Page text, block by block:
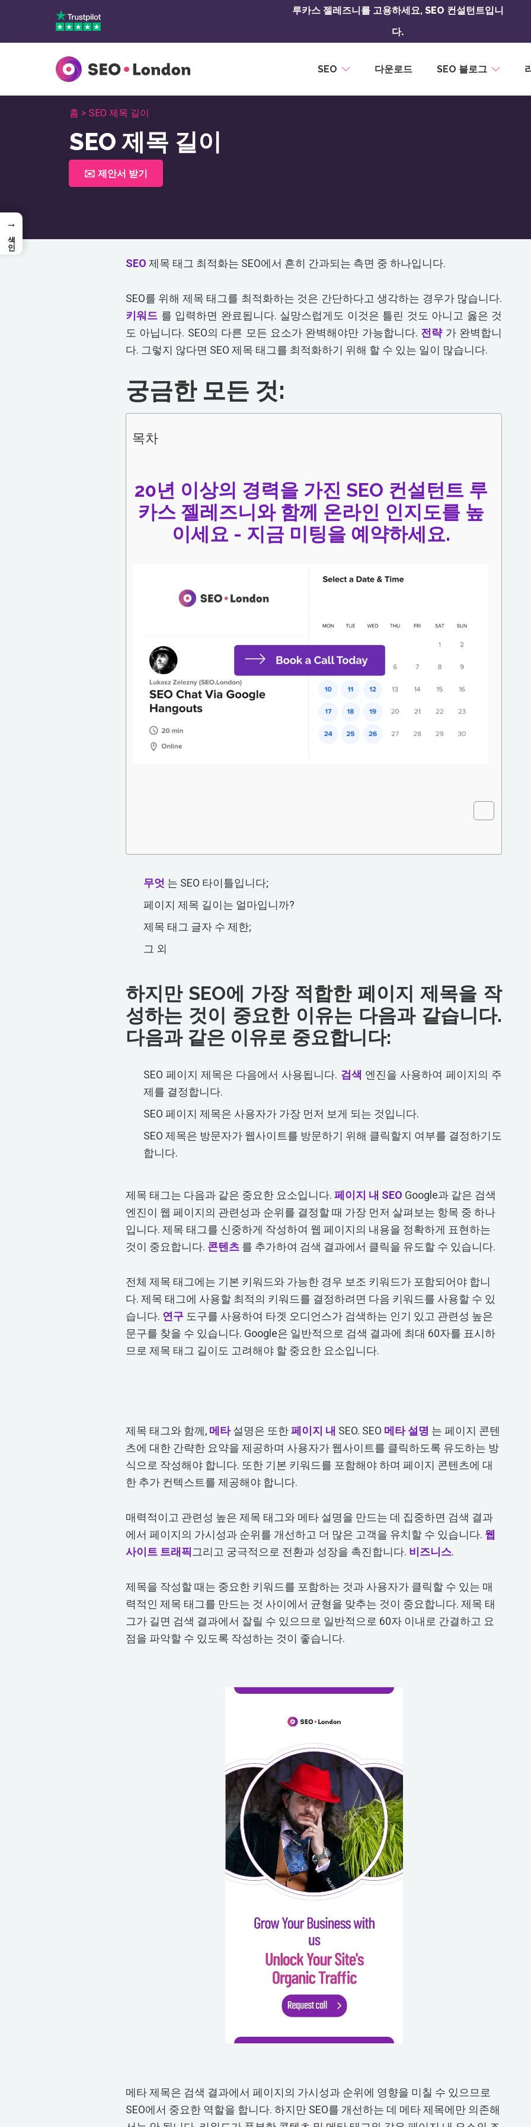
츠
너
루카스 젤레즈니를 고용하세요,SEO 컨설턴트입니
다.
SEO 다운로드 SEO 블로그
홈 > SEO 제목 길이
SEO 제목 길이
✉️ 제안서 받기
SEO 제목 태그 최적화는 SEO에서 흔히 간과되는 측면 중 하나입니다.
SEO를 위해 제목 태그를 최적화하는 것은 간단하다고 생각하는 경우가 많습니다.
키워드 를 입력하면 완료됩니다. 실망스럽게도 이것은 틀린 것도 아니고 옳은 것
도 아닙니다. SEO의 다른 모든 요소가 완벽해야만 가능합니다. 전략가 완벽합니
다. 그렇지 않다면 SEO 제목 태그를 최적화하기 위해 할 수 있는 일이 많습니다.
궁금한 모든 것:
목차
20년 이상의 경력을 가진 SEO 컨설턴트 루
카스 젤레즈니와 함께 온라인 인지도를 높
이세요 - 지금 미팅을 예약하세요.
무엇 는 SEO 타이틀입니다;
페이지 제목 길이는 얼마입니까?
제목 태그 글자 수 제한;
그 외
하지만 SEO에 가장 적합한 페이지 제목을 작
성하는 것이 중요한 이유는 다음과 같습니다.
다음과 같은 이유로 중요합니다:
SEO 페이지 제목은 다음에서 사용됩니다. 검색 엔진을 사용하여 페이지의 주
제를 결정합니다.
SEO 페이지 제목은 사용자가 가장 먼저 보게 되는 것입니다.
SEO 제목은 방문자가 웹사이트를 방문하기 위해 클릭할지 여부를 결정하기도
합니다.
제목 태그는 다음과 같은 중요한 요소입니다. 페이지 내 SEO Google과 같은 검색
엔진이 웹 페이지의 관련성과 순위를 결정할 때 가장 먼저 살펴보는 항목 중 하나
입니다. 제목 태그를 신중하게 작성하여 웹 페이지의 내용을 정확하게 표현하는
것이 중요합니다. 콘텐츠 를 추가하여 검색 결과에서 클릭을 유도할 수 있습니다.
전체 제목 태그에는 기본 키워드와 가능한 경우 보조 키워드가 포함되어야 합니
다. 제목 태그에 사용할 최적의 키워드를 결정하려면 다음 키워드를 사용할 수 있
습니다. 연구 도구를 사용하여 타겟 오디언스가 검색하는 인기 있고 관련성 높은
문구를 찾을 수 있습니다. Google은 일반적으로 검색 결과에 최대 60자를 표시하
므로 제목 태그 길이도 고려해야 할 중요한 요소입니다.
제목 태그와 함께, 메타설명은 또한페이지 내 SEO. SEO 메타 설명 는 페이지 콘텐
츠에 대한 간략한 요약을 제공하며 사용자가 웹사이트를 클릭하도록 유도하는 방
식으로 작성해야 합니다. 또한 기본 키워드를 포함해야 하며 페이지 콘텐츠에 대
한 추가 컨텍스트를 제공해야 합니다.
매력적이고 관련성 높은 제목 태그와 메타 설명을 만드는 데 집중하면 검색 결과
에서 페이지의 가시성과 순위를 개선하고 더 많은 고객을 유치할 수 있습니다. 웹
사이트 트래픽 그리고 궁극적으로 전환과 성장을 촉진합니다. 비즈니스.
제목을 작성할 때는 중요한 키워드를 포함하는 것과 사용자가 클릭할 수 있는 매
력적인 제목 태그를 만드는 것 사이에서 균형을 맞추는 것이 중요합니다. 제목 태
그가 길면 검색 결과에서 잘릴 수 있으므로 일반적으로 60자 이내로 간결하고 요
점을 파악할 수 있도록 작성하는 것이 좋습니다.
메타 제목은 검색 결과에서 페이지의 가시성과 순위에 영향을 미칠 수 있으므로
SEO에서 중요한 역할을 합니다. 하지만 SEO를 개선하는 데 메타 제목에만 의존해
→
색인